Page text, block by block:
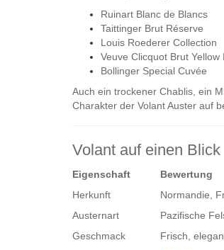
Ruinart Blanc de Blancs
Taittinger Brut Réserve
Louis Roederer Collection
Veuve Clicquot Brut Yellow
Bollinger Special Cuvée
Auch ein trockener Chablis, ein
Charakter der Volant Auster auf
Volant auf einen Blick
Eigenschaft
Bewertung
Herkunft
Normandie,
Austernart
Pazifische
Geschmack
Frisch,